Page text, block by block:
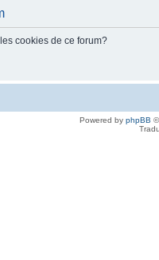
cookies de ce forum?
Powered by phpBB